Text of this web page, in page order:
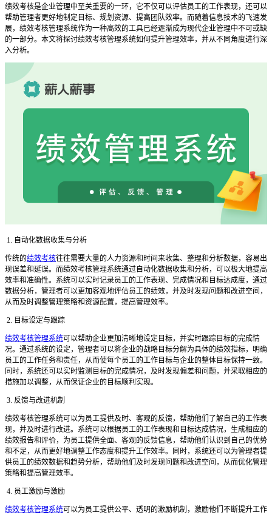
绩效考核是企业管理中至关重要的一环，它不仅可以评估员工的工作表现，还可以
帮助管理者更好地制定目标、规划资源、提高团队效率。而随着信息技术的飞速发
展，绩效考核管理系统作为一种高效的工具已经逐渐成为现代企业管理中不可或缺
的一部分。本文将探讨绩效考核管理系统如何提升管理效率，并从不同角度进行深
入分析。
1. 自动化数据收集与分析
传统的绩效考核往往需要大量的人力资源和时间来收集、整理和分析数据，容易出
现误差和延误。而绩效考核管理系统通过自动化数据收集和分析，可以极大地提高
效率和准确性。系统可以实时记录员工的工作表现、完成情况和目标达成度，通过
数据分析，管理者可以更加客观地评估员工的绩效，并及时发现问题和改进空间，
从而及时调整管理策略和资源配置，提高管理效率。
2. 目标设定与跟踪
绩效考核管理系统可以帮助企业更加清晰地设定目标，并实时跟踪目标的完成情
况。通过系统的设定，管理者可以将企业的战略目标分解为具体的绩效指标，明确
员工的工作任务和责任，从而使每个员工的工作目标与企业的整体目标保持一致。
同时，系统还可以实时监测目标的完成情况，及时发现偏差和问题，并采取相应的
措施加以调整，从而保证企业的目标顺利实现。
3. 反馈与改进机制
绩效考核管理系统可以为员工提供及时、客观的反馈，帮助他们了解自己的工作表
现，并及时进行改进。系统可以根据员工的工作表现和目标达成情况，生成相应的
绩效报告和评价，为员工提供全面、客观的反馈信息，帮助他们认识到自己的优势
和不足，从而更好地调整工作态度和提升工作效率。同时，系统还可以为管理者提
供员工的绩效数据和趋势分析，帮助他们及时发现问题和改进空间，从而优化管理
策略和提高管理效率。
4. 员工激励与激励
绩效考核管理系统可以为员工提供公平、透明的激励机制，激励他们不断提升工作